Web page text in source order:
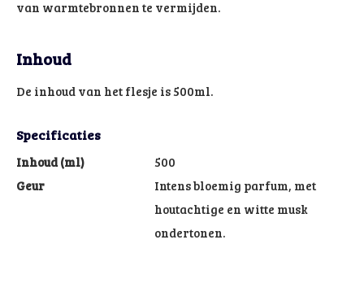
van warmtebronnen te vermijden.
Inhoud
De inhoud van het flesje is 500ml.
Specificaties
Inhoud (ml)
500
Geur
Intens bloemig parfum, met
houtachtige en witte musk
ondertonen.